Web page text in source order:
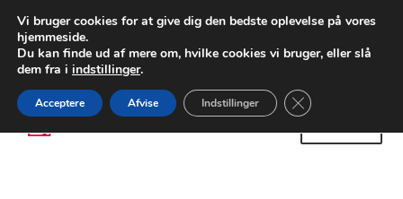
LEVERING fra 55 kr.
FEDEX verdensomspændende forsendelse
80 82 72 02
Spring
til
Spring
til
Vi bruger cookies for at give dig den bedste oplevelse på vores
hjemmeside.
Du kan finde ud af mere om, hvilke cookies vi bruger, eller slå
dem fra i indstillinger.
Acceptere Afvise Indstillinger Close GDPR